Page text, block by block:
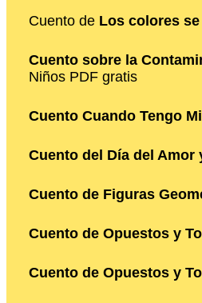
Cuento de Los colores
Cuento sobre la
Niños PDF gratis
Cuento Cuando Tengo
Cuento del Día del Amor
Cuento de Figuras
Cuento de Opuestos y
Cuento de Opuestos y